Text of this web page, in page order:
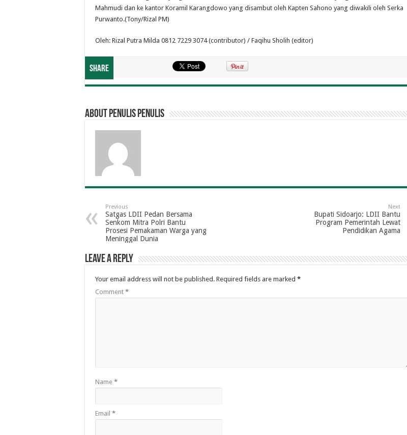
Mahmudi dan ke kantor Koramil Karangdowo yang disambut oleh Kapten Sahono yang diwakili oleh Serka
Purwanto.(Tony/Rizal PM)
Oleh: Rizal Putra Milda 0812 7229 3074 (contributor) / Faqihu Sholih (editor)
Share
About penulis penulis
Previous
Satgas LDII Pedan Bersama
Senkom Mitra Polri Bantu
Prosesi Pemakaman Warga yang
Meninggal Dunia
Next
Bupati Sidoarjo: LDII Bantu
Program Pemerintah Lewat
Pendidikan Agama
Leave a Reply
Your email address will not be published. Required fields are marked *
Comment *
Name *
Email *